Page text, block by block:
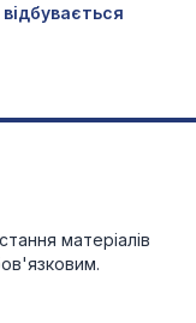
матеріалів